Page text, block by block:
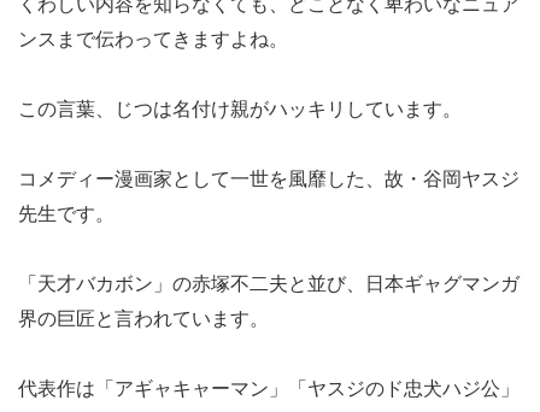
くわしい内容を知らなくても、どことなく卑わいなニュア
ンスまで伝わってきますよね。
この言葉、じつは名付け親がハッキリしています。
コメディー漫画家として一世を風靡した、故・谷岡ヤスジ
先生です。
「天才バカボン」の赤塚不二夫と並び、日本ギャグマンガ
界の巨匠と言われています。
代表作は「アギャキャーマン」「ヤスジのド忠犬ハジ公」